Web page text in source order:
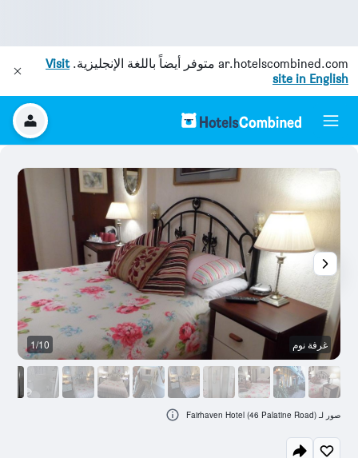
ar.hotelscombined.com متوفر أيضاً باللغة الإنجليزية.Visit
site in English
غرفة نوم 1/10
صور لـ Fairhaven Hotel (46 Palatine Road)